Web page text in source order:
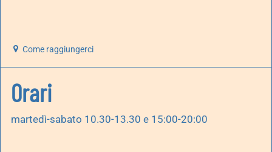
Come raggiungerci
Orari
martedì-sabato 10.30-13.30 e 15:00-20:00